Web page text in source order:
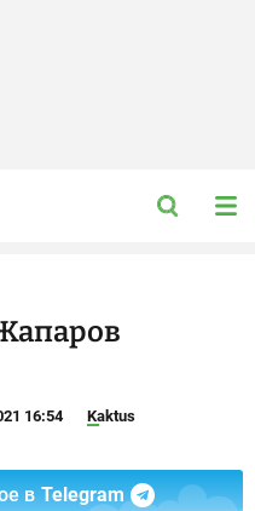
16:54 Kaktus
в Telegram